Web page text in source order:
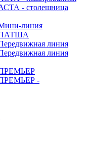
- столешница
линия
ПАТША
линия
линия
ПРЕМЬЕР
ПРЕМЬЕР -